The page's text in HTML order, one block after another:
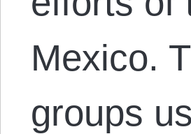
Mexico.
groups